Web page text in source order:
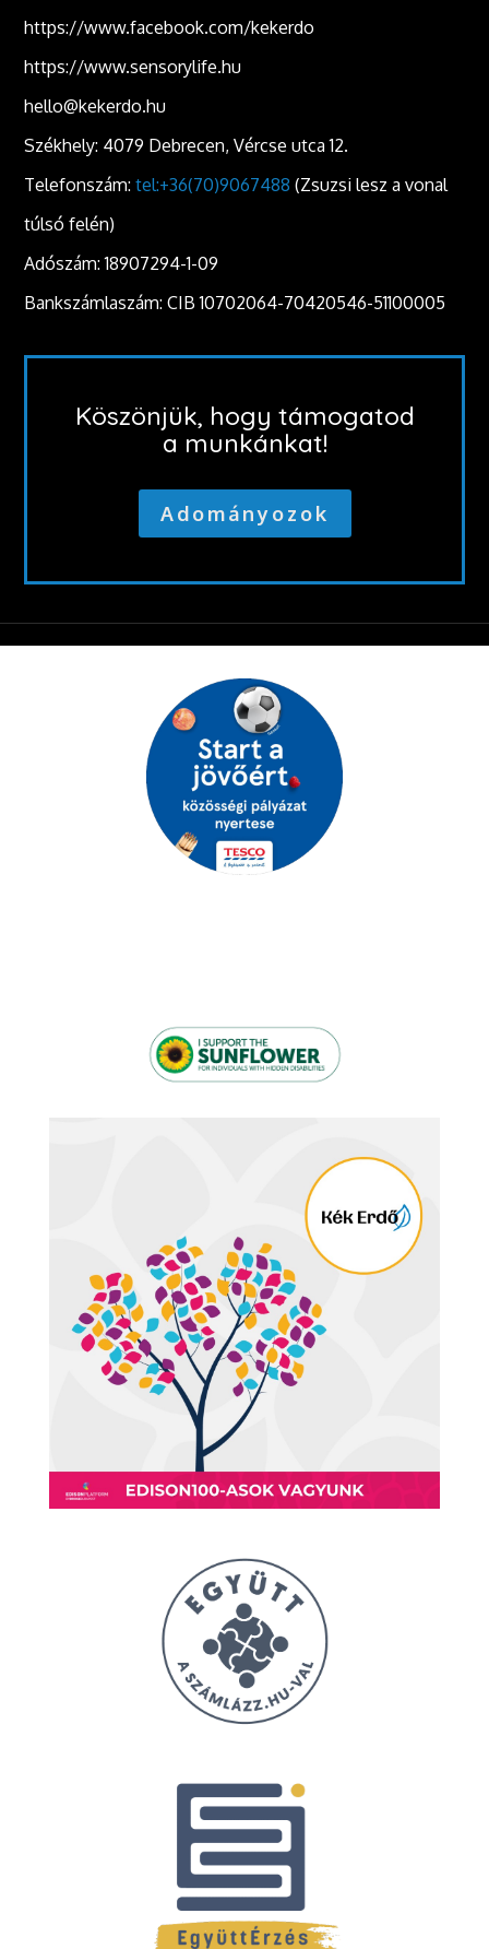
https://www.facebook.com/kekerdo
https://www.sensorylife.hu
hello@kekerdo.hu
Székhely: 4079 Debrecen, Vércse utca 12.
Telefonszám:tel:+36(70)9067488 (Zsuzsi lesz a vonal
túlsó felén)
Adószám: 18907294-1-09
Bankszámlaszám: CIB 10702064-70420546-51100005
Köszönjük, hogy támogatod
a munkánkat!
Adományozok